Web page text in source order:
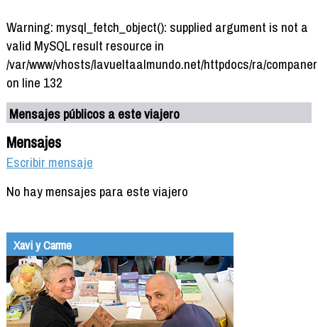
Warning: mysql_fetch_object(): supplied argument is not a
valid MySQL result resource in
/var/www/vhosts/lavueltaalmundo.net/httpdocs/ra/
on line 132
Mensajes públicos a este viajero
Mensajes
Escribir mensaje
No hay mensajes para este viajero
Xavi y Carme